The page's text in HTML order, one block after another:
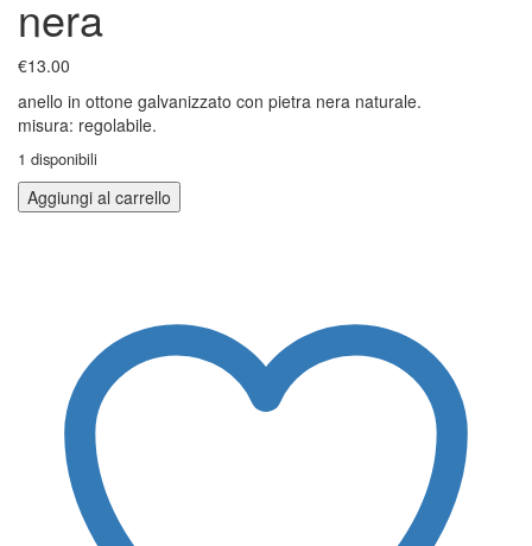
nera
€13.00
anello in ottone galvanizzato con pietra nera naturale.
misura: regolabile.
1 disponibili
Aggiungi al carrello